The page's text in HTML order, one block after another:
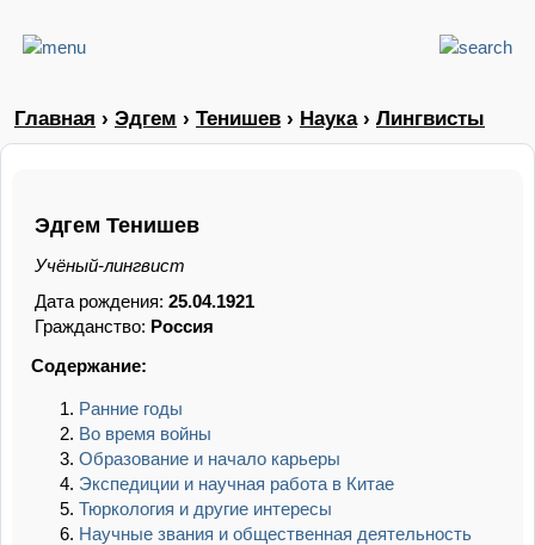
Главная › Эдгем › Тенишев › Наука› Лингвисты
Эдгем Тенишев
Учёный-лингвист
Дата рождения: 25.04.1921
Гражданство: Россия
Содержание:
Ранние годы
Во время войны
Образование и начало карьеры
Экспедиции и научная работа в Китае
Тюркология и другие интересы
Научные звания и общественная деятельность